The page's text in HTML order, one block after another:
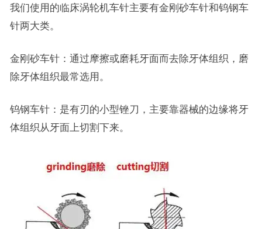
我们使用的临床涡轮机车针主要有金刚砂车针和钨钢车
针两大类。
金刚砂车针：通过摩擦或磨耗牙面而去除牙体组织，磨
除牙体组织最常选用。
钨钢车针：是有刃的小型锉刀，主要靠器械的边缘将牙
体组织从牙面上切割下来。